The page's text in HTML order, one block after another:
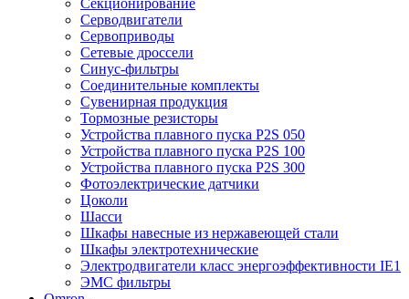
Секционирование
Серводвигатели
Сервоприводы
Сетевые дроссели
Синус-фильтры
Соединительные комплекты
Сувенирная продукция
Тормозные резисторы
Устройства плавного пуска P2S 050
Устройства плавного пуска P2S 100
Устройства плавного пуска P2S 300
Фотоэлектрические датчики
Цоколи
Шасси
Шкафы навесные из нержавеющей стали
Шкафы электротехнические
Электродвигатели класс энергоэффективности IE1
ЭМС фильтры